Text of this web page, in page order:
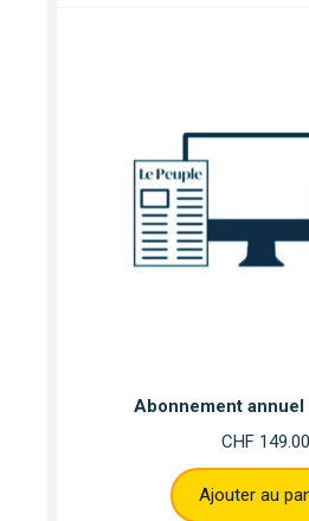
Abonnement
CHF149.00
Ajouter au